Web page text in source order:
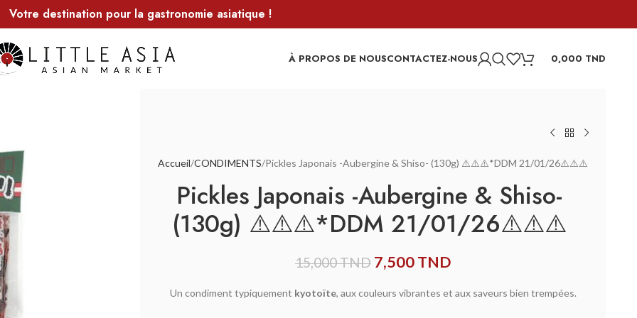
Votre destination pour la gastronomie asiatique !
À PROPOS DE NOUSCONTACTEZ-NOUS 0,000 TND
Accueil CONDIMENTS Pickles Japonais -Aubergine & Shiso- (130g) ⚠️⚠️⚠️*DDM 21/01/26⚠️⚠️⚠️
Pickles Japonais -Aubergine & Shiso-
(130g) ⚠️⚠️⚠️*DDM 21/01/26⚠️⚠️⚠️
15,000TND 7,500TND
Un condiment typiquement kyotoïte, aux couleurs vibrantes et aux saveurs bien trempées.